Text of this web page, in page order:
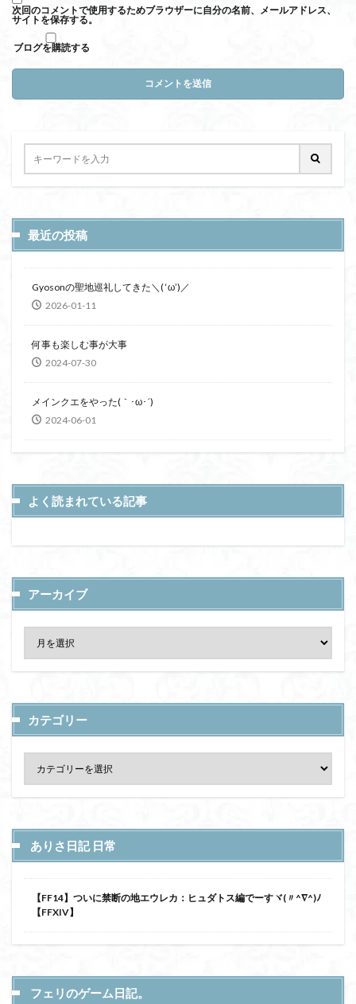
次回のコメントで使用するためブラウザーに自分の名前、メールアドレス、
サイトを保存する。
ブログを購読する
最近の投稿
Gyosonの聖地巡礼してきた＼( ‘ω’)／
2026-01-11
何事も楽しむ事が大事
2024-07-30
メインクエをやった(｀･ω･´)
2024-06-01
よく読まれている記事
アーカイブ
カテゴリー
ありさ日記 日常
【FF14】ついに禁断の地エウレカ：ヒュダトス編でーすヾ(〃^∇^)ﾉ
【FFXIV】
フェリのゲーム日記。